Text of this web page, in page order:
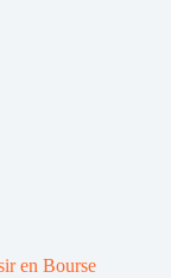
en Bourse